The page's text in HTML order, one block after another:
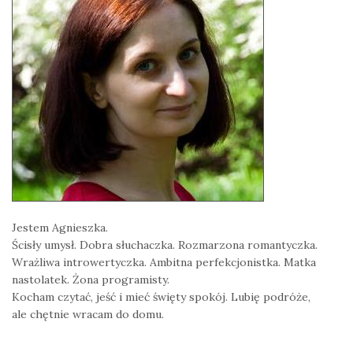
Jestem Agnieszka.
Ścisły umysł. Dobra słuchaczka. Rozmarzona romantyczka.
Wrażliwa introwertyczka. Ambitna perfekcjonistka. Matka
nastolatek. Żona programisty.
Kocham czytać, jeść i mieć święty spokój. Lubię podróże,
ale chętnie wracam do domu.